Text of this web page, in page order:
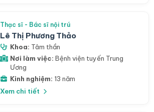
Thạc sĩ - Bác sĩ nội trú
Lê Thị Phương Thảo
Khoa: Tâm thần
Nơi làm việc: Bệnh viện tuyến Trung
Ương
Kinh nghiệm: 13 năm
Xem chi tiết